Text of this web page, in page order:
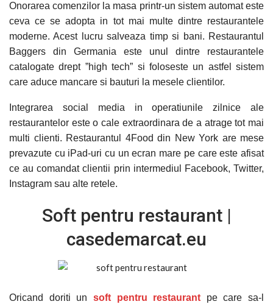
Onorarea comenzilor la masa printr-un sistem automat este
ceva ce se adopta in tot mai multe dintre restaurantele
moderne. Acest lucru salveaza timp si bani. Restaurantul
Baggers din Germania este unul dintre restaurantele
catalogate drept ”high tech” si foloseste un astfel sistem
care aduce mancare si bauturi la mesele clientilor.
Integrarea social media in operatiunile zilnice ale
restaurantelor este o cale extraordinara de a atrage tot mai
multi clienti. Restaurantul 4Food din New York are mese
prevazute cu iPad-uri cu un ecran mare pe care este afisat
ce au comandat clientii prin intermediul Facebook, Twitter,
Instagram sau alte retele.
Soft pentru restaurant |
casedemarcat.eu
Oricand doriti un soft pentru restaurant pe care sa-l